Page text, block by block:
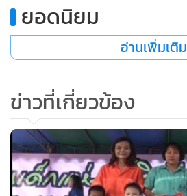
ยอดนิยม
อ่านเพิ่มเติม
ข่าวที่เกี่ยวข้อง